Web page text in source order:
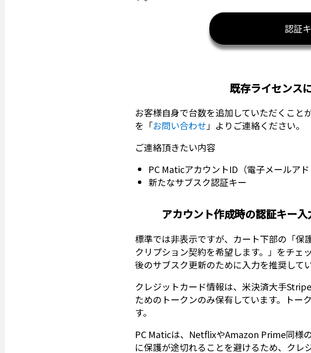
認証
既存ライセンス
お客様自身で台数を追加していただくこと
を「お問い合わせ」よりご連絡ください。
ご連絡頂きたい内容
PC MaticアカウントID（電子メールアド
新たなサブスク認証キー
アカウント作成時の認証キー
標準では非表示ですが、カート下部の「保
クリプション契約を希望します。」をチェ
後のサブスク更新のために入力を推奨してい
クレジットカード情報は、米決済大手
ためのトークンのみ保有しています。トー
す。
PC Maticは、NetflixやAmazon Prime同様
に保護が途切れることを避けるため、クレ